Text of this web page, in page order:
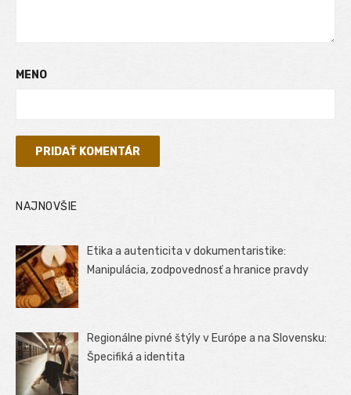
MENO
NAJNOVŠIE
Etika a autenticita v dokumentaristike:
Manipulácia, zodpovednosť a hranice pravdy
Regionálne pivné štýly v Európe a na Slovensku:
Špecifiká a identita